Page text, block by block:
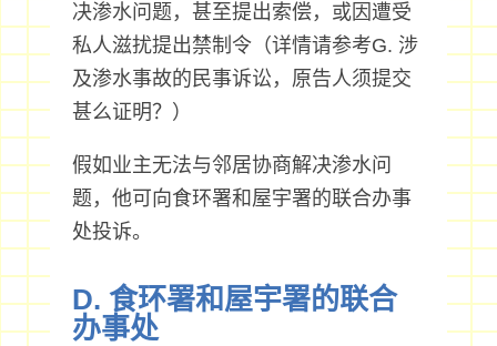
决渗水问题，甚至提出索偿，或因遭受
私人滋扰提出禁制令（详情请参考G. 涉
及渗水事故的民事诉讼，原告人须提交
甚么证明？）
假如业主无法与邻居协商解决渗水问
题，他可向食环署和屋宇署的联合办事
处投诉。
D. 食环署和屋宇署的联合
办事处